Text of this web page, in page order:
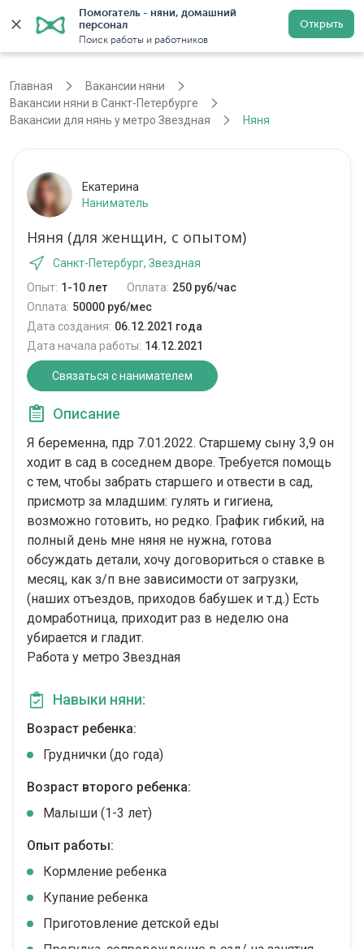
Помогатель - няни, домашний
персонал
Поиск работы и работников
Открыть
Санкт-Петербург Регистрация
Главная
Вакансии няни
Вакансии няни в Санкт-Петербурге
Вакансии для нянь у метро Звездная
Няня
Екатерина
Наниматель
Няня (для женщин, с опытом)
Санкт-Петербург, Звездная
Опыт: 1-10 лет Оплата: 250 руб/час
Оплата: 50000 руб/мес
Дата создания: 06.12.2021 года
Дата начала работы: 14.12.2021
Связаться с нанимателем
Описание
Я беременна, пдр 7.01.2022. Старшему сыну 3,9 он
ходит в сад в соседнем дворе. Требуется помощь
с тем, чтобы забрать старшего и отвести в сад,
присмотр за младшим: гулять и гигиена,
возможно готовить, но редко. График гибкий, на
полный день мне няня не нужна, готова
обсуждать детали, хочу договориться о ставке в
месяц, как з/п вне зависимости от загрузки,
(наших отъездов, приходов бабушек и т.д.) Есть
домработница, приходит раз в неделю она
убирается и гладит.
Работа у метро Звездная
Навыки няни:
Возраст ребенка:
Груднички (до года)
Возраст второго ребенка:
Малыши (1-3 лет)
Опыт работы:
Кормление ребенка
Купание ребенка
Приготовление детской еды